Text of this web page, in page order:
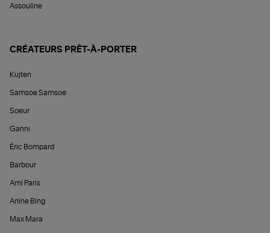
Assouline
CRÉATEURS PRÊT-À-PORTER
Kujten
Samsoe Samsoe
Soeur
Ganni
Éric Bompard
Barbour
Ami Paris
Anine Bing
Max Mara